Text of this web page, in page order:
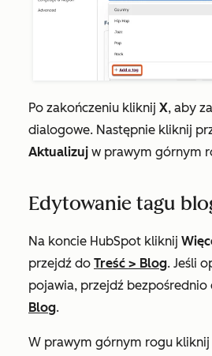
Po zakończeniu kliknij X, aby
dialogowe. Następnie kliknij
Aktualizuj w prawym górnym
Edytowanie tagu
Na koncie HubSpot kliknij
przejdź do Treść > Blog. Jeśli
pojawia, przejdź bezpośrednio
Blog.
W prawym górnym rogu kliknij